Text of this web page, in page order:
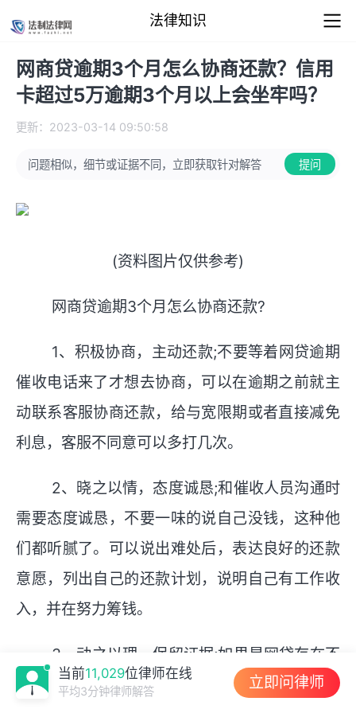
法律知识
网商贷逾期3个月怎么协商还款？信用
卡超过5万逾期3个月以上会坐牢吗？
更新：2023-03-14 09:50:58
问题相似，细节或证据不同，立即获取针对解答 提问
(资料图片仅供参考)
网商贷逾期3个月怎么协商还款?
1、积极协商，主动还款;不要等着网贷逾期
催收电话来了才想去协商，可以在逾期之前就主
动联系客服协商还款，给与宽限期或者直接减免
利息，客服不同意可以多打几次。
2、晓之以情，态度诚恳;和催收人员沟通时
需要态度诚恳，不要一味的说自己没钱，这种他
们都听腻了。可以说出难处后，表达良好的还款
意愿，列出自己的还款计划，说明自己有工作收
入，并在努力筹钱。
3、动之以理，保留证据;如果是网贷存在不
合规的地方，例如会员费、审核费等，或者存在
当前11,029位律师在线
平均3分钟律师解答 立即问律师